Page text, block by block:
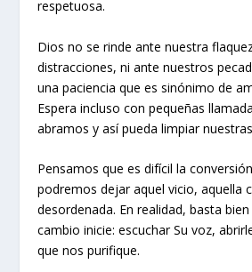
respetuosa.
Dios no se rinde ante nuestra
distracciones, ni ante nuestros
una paciencia que es sinónimo de
Espera incluso con pequeñas
abramos y así pueda limpiar
Pensamos que es difícil la
podremos dejar aquel vicio, aquella
desordenada. En realidad, basta
cambio inicie: escuchar Su voz,
que nos purifique.